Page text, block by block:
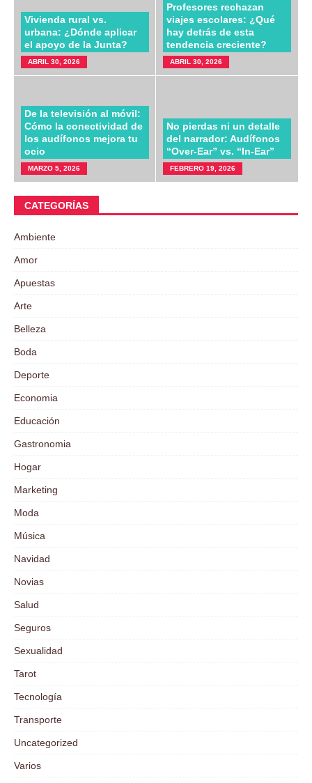
Vivienda rural vs.
urbana: ¿Dónde aplicar
el apoyo de la Junta?
ABRIL 30, 2026
Profesores rechazan
viajes escolares: ¿Qué
hay detrás de esta
tendencia creciente?
ABRIL 30, 2026
De la televisión al móvil:
Cómo la conectividad de
los audífonos mejora tu
ocio
MARZO 5, 2026
No pierdas ni un detalle
del narrador: Audífonos
“Over-Ear” vs. “In-Ear”
FEBRERO 19, 2026
CATEGORÍAS
Ambiente
Amor
Apuestas
Arte
Belleza
Boda
Deporte
Economia
Educación
Gastronomia
Hogar
Marketing
Moda
Música
Navidad
Novias
Salud
Seguros
Sexualidad
Tarot
Tecnología
Transporte
Uncategorized
Varios